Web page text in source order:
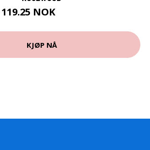
119.25 NOK
KJØP NÅ